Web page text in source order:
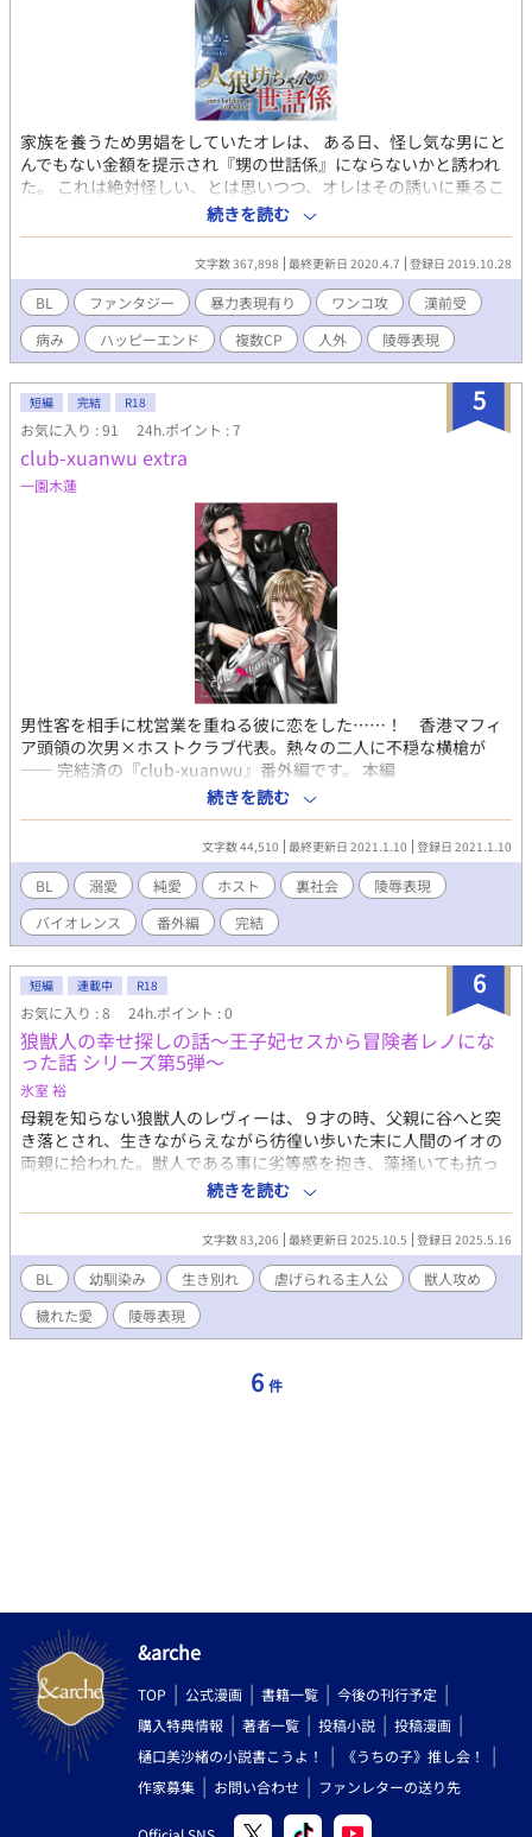
家族を養うため男娼をしていたオレは、 ある日、怪し気な男にと
んでもない金額を提示され『甥の世話係』にならないかと誘われ
た。 これは絶対怪しい、とは思いつつ、オレはその誘いに乗るこ
とに。 そうして連れて行かれたのは、深い森に隠された古い屋
敷。 オレはそこで、背はバカでかいが底抜けに優しい青年、ユリ
アに出会う。 世話係としての生活は、今まで味わったこともない
ほど穏やかで、くすぐったい日々だった。 だが、ユリアにはヤバ
イ秘密があり…… 人外あり、執着あり、イチャラブ盛々に、バト
ルもあり！？ な、モンスターＢＬ！ こうなりゃとことん、世話
してやるよ！ +:-:+:-:+:-:+:-:+:-:+ ・アダルトシーンには、話のタイ
トルに「♡」が付いています。♥︎は凌辱表現です。 １９時頃に更
新。水曜日、木曜日はお休み予定です。 shiroko様
（https://twitter.com/shiroko4646）、 この度も素敵なイラスト
を誠にありがとうございました＞＜ GURIWORKS様
（https://twitter.com/guriworks）、 素敵なタイトルを誠にあり
がとうございました＞＜ ☆こちらの作品は、エブリスタ、なろ
う、pixivにも、投稿しています。
続きを読む
文字数 367,898 最終更新日 2020.4.7 登録日 2019.10.28
BL ファンタジー 暴力表現有り ワンコ攻
漢前受
病み
ハッピーエンド 複数CP 人外 陵辱表現
5
短編 完結 R18
お気に入り : 91 24h.ポイント : 7
club-xuanwu extra
一園木蓮
男性客を相手に枕営業を重ねる彼に恋をした……！ 香港マフィ
ア頭領の次男×ホストクラブ代表。熱々の二人に不穏な横槍が
―― 完結済の『club-xuanwu』番外編です。 本編
（https://www.alphapolis.co.jp/novel/911934596/695450622）
から一ヶ月後のエピソードとなります。 雪吹冰は不動といわれた
ナンバーワンホストを経て、現在は店の代表となっていた。 現役
時代にナンバーを争うライバルだった『龍』こと氷川白夜と恋仲
になり、今では唯一無二の恋人同士として幸せな日々を送ってい
る。 そんな或る日、冰に昔の太客だった男から淫猥な添付画像付
きのメールが送られてくる。 本編の『エピソード2. Nightmare
Drop』に関連した話です。 本編未読の場合、話筋が分かりづらい
かと思いますので、よろしければ本編の方も合わせてご覧くださ
ると幸いです。 今回は二人の恋愛要素よりも、他者による監禁な
どのバイオレンス色の強い話となります。 文中では本名と源氏名
が混在していますので、下記をご参照くださいませ。 攻め：氷川
白夜（香港での名は周焔白龍、源氏名は龍） 受け：雪吹 冰（源氏
名は波濤） その他：粟津 帝斗（以前のホストクラブ代表で源氏名
は隼斗、愛称はミカド） ※表紙イラスト：芳乃カオル様 ※香港マ
フィア頭領の次男×ホストクラブ代表（元No.1を争っていたライ
バル同士）
続きを読む
文字数 44,510 最終更新日 2021.1.10 登録日 2021.1.10
BL 溺愛 純愛 ホスト 裏社会
陵辱表現
バイオレンス
番外編 完結
6
短編 連載中 R18
お気に入り : 8 24h.ポイント : 0
狼獣人の幸せ探しの話～王子妃セスから冒険者レノにな
った話 シリーズ第5弾～
氷室 裕
母親を知らない狼獣人のレヴィーは、９才の時、父親に谷へと突
き落とされ、生きながらえながら彷徨い歩いた末に人間のイオの
両親に拾われた。獣人である事に劣等感を抱き、藻掻いても抗っ
ても暴力や犯罪に巻き込まれる。生きる事を諦めた時、アンティ
ジェリア王国の冒険者レノと出会い、その仲間たちに心が救われ
ていく。一度生き別れたイオとの再会して・・ 《お知らせ》 異世
界『アンダム』の物語という設定でシリーズものを考えていま
す。 『お話シリーズ』です。 本編の『王子妃セスから冒険者レノ
になった話』に登場するキャラクターたちが沢山出てきます。シ
リーズものでお楽しみ頂けましたら幸いです。 ★シリーズ第１弾
（本編） 『王子妃セスから冒険者レノになった話』 ・アンティジ
ズ第２弾 『大公令息ルシオとアイツの話』 ・リティニア王国第３
たちに心が救われていく。一度生き別れたイオとの再会を果たす
お話
続きを読む
文字数 83,206 最終更新日 2025.10.5 登録日 2025.5.16
BL 幼馴染み 生き別れ 虐げられる主人公
獣人攻め
穢れた愛
陵辱表現
6 件
&arche
TOP 公式漫画 書籍一覧
今後の刊行予定
購入特典情報
著者一覧 投稿小説
投稿漫画
樋口美沙緒の小説書こうよ！
《うちの子》推し会！
作家募集
お問い合わせ ファンレターの送り先